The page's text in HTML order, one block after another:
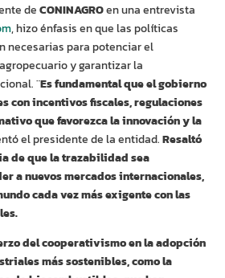
deCONINAGROen una entrevista
, hizo énfasis en que las políticas
necesarias para potenciar el
y garantizar la
¨Es fundamental que el gobierno
con incentivos fiscales, regulaciones
que favorezca la innovación y la
el presidente de la entidad.Resaltó
de que la trazabilidad sea
a nuevos mercados internacionales,
cada vez más exigente con las
del cooperativismo en la adopción
más sostenibles, como la